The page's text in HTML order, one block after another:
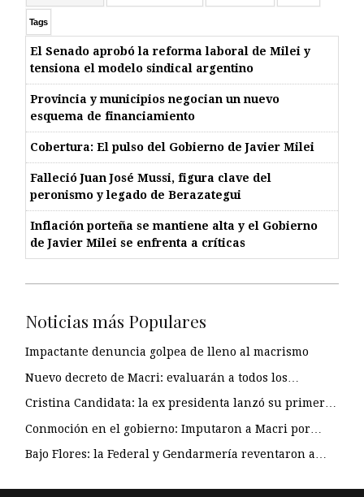
Tags
El Senado aprobó la reforma laboral de Milei y
tensiona el modelo sindical argentino
Provincia y municipios negocian un nuevo
esquema de financiamiento
Cobertura: El pulso del Gobierno de Javier Milei
Falleció Juan José Mussi, figura clave del
peronismo y legado de Berazategui
Inflación porteña se mantiene alta y el Gobierno
de Javier Milei se enfrenta a críticas
Noticias más Populares
Impactante denuncia golpea de lleno al macrismo
Nuevo decreto de Macri: evaluarán a todos los…
Cristina Candidata: la ex presidenta lanzó su primer…
Conmoción en el gobierno: Imputaron a Macri por…
Bajo Flores: la Federal y Gendarmería reventaron a…